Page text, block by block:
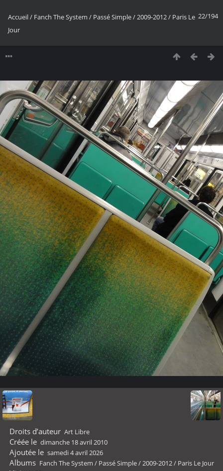
22/194
Accueil/ Fanch The System / Passé Simple/2009-2012/ Paris Le
Jour
Droits d’auteur Art Libre
Créée le dimanche 18 avril 2010
Ajoutée le samedi 4 avril 2026
Albums Fanch The System / Passé Simple/2009-2012/ Paris Le Jour